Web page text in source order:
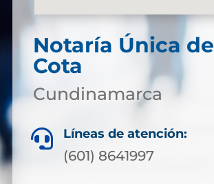
Notaría Única de
Cota
Cundinamarca
 Líneas de atención:
(601) 8641997